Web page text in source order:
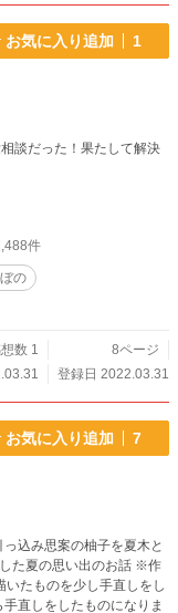
お気に入り追加 1
談だった！果たして解決
件
の
数 1
8ページ
登録日 2022.03.31
お気に入り追加 7
込み思案の柚子を夏木と
夏の思い出のお話 ※作
直しをしたものになりま